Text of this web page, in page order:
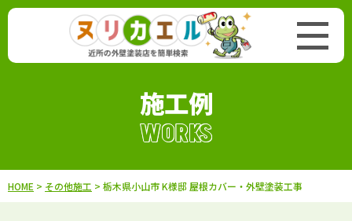
施工例
WORKS
HOME > その他施工 > 栃木県小山市 K様邸 屋根カバー・外壁塗装工事